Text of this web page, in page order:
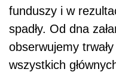
funduszy i w
spadły. Od dna
obserwujemy
wszystkich